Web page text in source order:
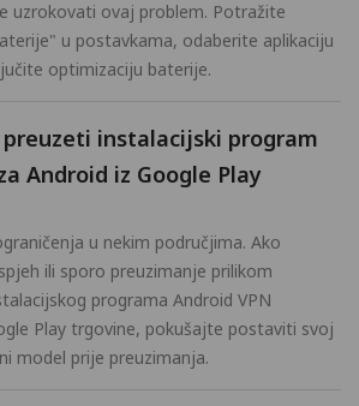
uzrokovati ovaj problem. Potražite
u postavkama, odaberite aplikaciju
optimizaciju baterije.
instalacijski program
Android iz Google Play
u nekim područjima. Ako
ili sporo preuzimanje prilikom
programa Android VPN
Play trgovine, pokušajte postaviti svoj
model prije preuzimanja.